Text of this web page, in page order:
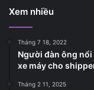
Xem nhiều
Tháng 7 18, 2022
Người đàn ông
xe máy cho
Tháng 2 11, 2025